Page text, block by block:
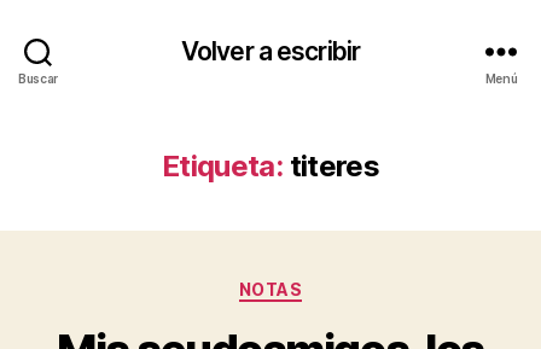
Buscar
Volver a escribir
Menú
Etiqueta: titeres
Categorías
NOTAS